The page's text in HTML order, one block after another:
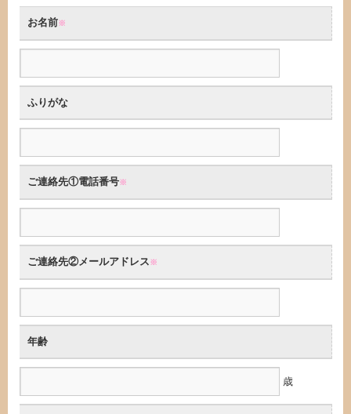
お名前※
ふりがな
ご連絡先①電話番号※
ご連絡先②メールアドレス※
年齢
歳